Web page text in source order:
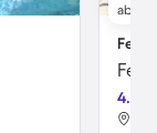
ab
4.5